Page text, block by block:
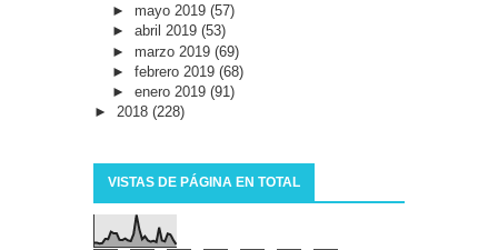
► mayo 2019 (57)
► abril 2019 (53)
► marzo 2019 (69)
► febrero 2019 (68)
► enero 2019 (91)
► 2018 (228)
VISTAS DE PÁGINA EN TOTAL